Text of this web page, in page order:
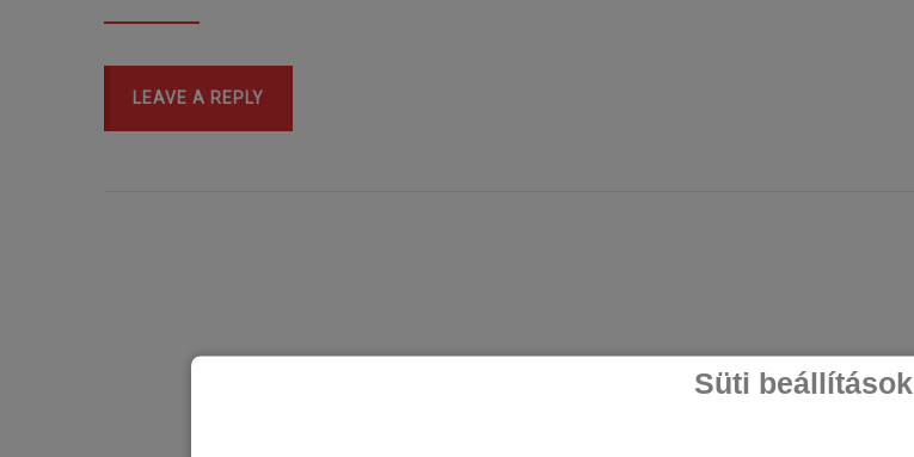
Süti beállítások
LEAVE A REPLY